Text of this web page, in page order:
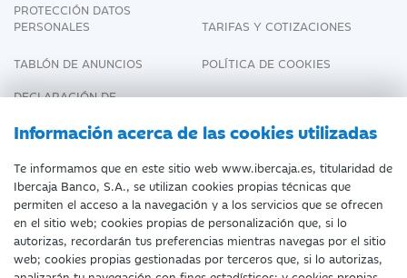
Información acerca de las cookies utilizadas
Te informamos que en este sitio web www.ibercaja.es, titularidad de
Ibercaja Banco, S.A., se utilizan cookies propias técnicas que
permiten el acceso a la navegación y a los servicios que se ofrecen
en el sitio web; cookies propias de personalización que, si lo
autorizas, recordarán tus preferencias mientras navegas por el sitio
web; cookies propias gestionadas por terceros que, si lo autorizas,
PROTECCIÓN DATOS
PERSONALES
TARIFAS Y COTIZACIONES
TABLÓN DE ANUNCIOS
POLÍTICA DE COOKIES
DECLARACIÓN DE
Fecha de Edición: 09/08/2026
©Ibercaja Banco, S.A. - IBERCAJA - NIF. A-
99319030 R.M. de Zaragoza (T.3865. F.1.